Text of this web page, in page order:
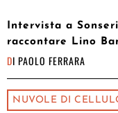
Intervista a
raccontare Lino
DI PAOLO FERRARA
NUVOLE DI